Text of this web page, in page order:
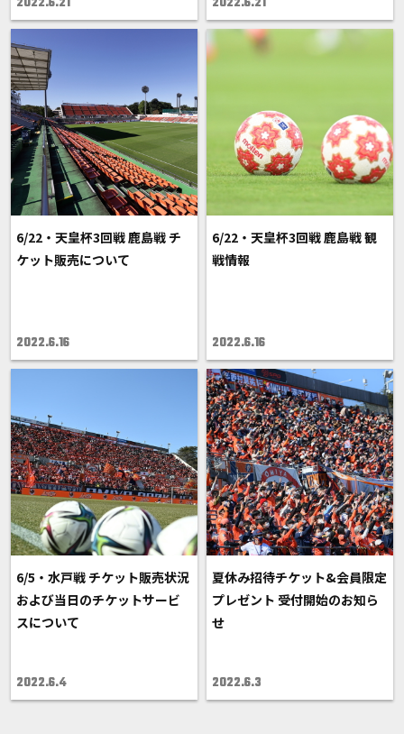
6/22・天皇杯3回戦 鹿島戦 チ
ケット販売について
2022.6.16
6/22・天皇杯3回戦 鹿島戦 観
戦情報
2022.6.16
6/5・水戸戦 チケット販売状況
および当日のチケットサービ
スについて
2022.6.4
夏休み招待チケット&会員限定
プレゼント 受付開始のお知ら
せ
2022.6.3